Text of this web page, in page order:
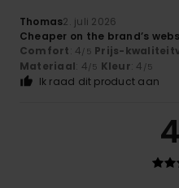
Thomas2. juli 2026
Cheaper on the brand’s
Comfort: 4/5 Prijs-
Materiaal: 4/5 Kleur: 4 /5
Ik raad dit product aan
4